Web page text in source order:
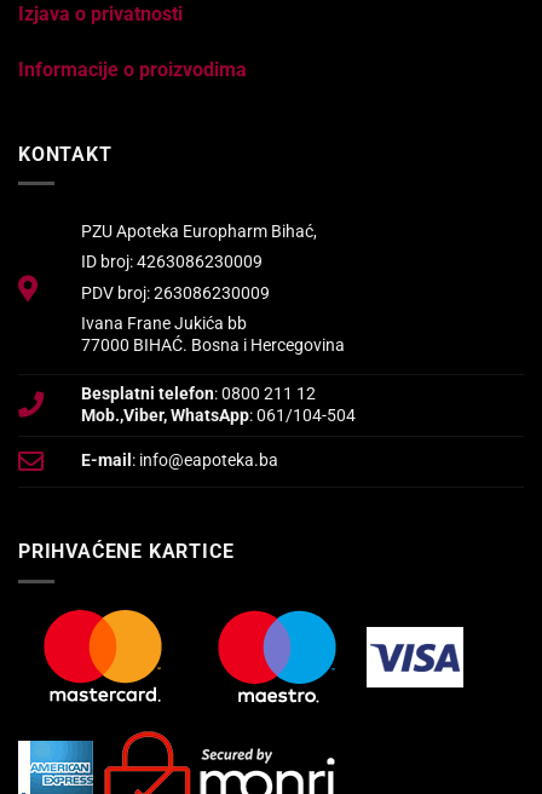
Izjava o privatnosti
Informacije o proizvodima
KONTAKT
PZU Apoteka Europharm Bihać,
ID broj: 4263086230009
PDV broj: 263086230009
Ivana Frane Jukića bb
77000 BIHAĆ. Bosna i Hercegovina
Besplatni telefon: 0800 211 12
Mob.,Viber, WhatsApp: 061/104-504
E-mail : info@eapoteka.ba
PRIHVAĆENE KARTICE